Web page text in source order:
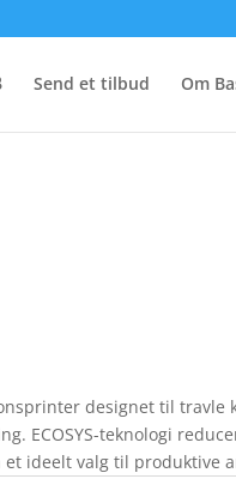
Send et tilbud Om
designet til
ECOSYS-teknologi
ideelt valg til produktive